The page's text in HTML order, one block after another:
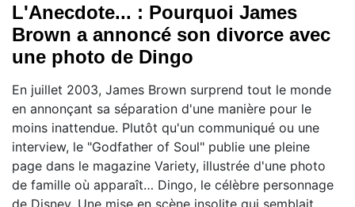
L'Anecdote... : Pourquoi James
Brown a annoncé son divorce avec
une photo de Dingo
En juillet 2003, James Brown surprend tout le monde
en annonçant sa séparation d'une manière pour le
moins inattendue. Plutôt qu'un communiqué ou une
interview, le "Godfather of Soul" publie une pleine
page dans le magazine Variety, illustrée d'une photo
de famille où apparaît… Dingo, le célèbre personnage
de Disney. Une mise en scène insolite qui semblait